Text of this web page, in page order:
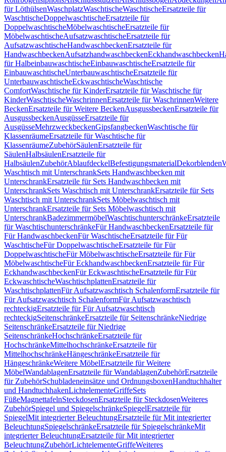
für LöthülsenWaschplatzWaschtischeWaschtischeErsatzteile für
WaschtischeDoppelwaschtischeErsatzteile für
DoppelwaschtischeMöbelwaschtischeErsatzteile für
MöbelwaschtischeAufsatzwaschtischeErsatzteile für
AufsatzwaschtischeHandwaschbeckenErsatzteile für
HandwaschbeckenAufsatzhandwaschbeckenEckhandwaschbecken
für HalbeinbauwaschtischeEinbauwaschtischeErsatzteile für
EinbauwaschtischeUnterbauwaschtischeErsatzteile für
UnterbauwaschtischeEckwaschtischeWaschtische
ComfortWaschtische für KinderErsatzteile für Waschtische für
KinderWaschtischeWaschrinnenErsatzteile für WaschrinnenWeitere
BeckenErsatzteile für Weitere BeckenAusgussbeckenErsatzteile für
AusgussbeckenAusgüsseErsatzteile für
AusgüsseMehrzweckbeckenGipsfangbeckenWaschtische für
KlassenräumeErsatzteile für Waschtische für
KlassenräumeZubehörSäulenErsatzteile für
SäulenHalbsäulenErsatzteile für
HalbsäulenZubehörAblaufdeckelBefestigungsmaterialDekorblenden
Waschtisch mit UnterschrankSets Handwaschbecken mit
UnterschrankErsatzteile für Sets Handwaschbecken mit
UnterschrankSets Waschtisch mit UnterschrankErsatzteile für Sets
Waschtisch mit UnterschrankSets Möbelwaschtisch mit
UnterschrankErsatzteile für Sets Möbelwaschtisch mit
UnterschrankBadezimmermöbelWaschtischunterschränkeErsatzteile
für WaschtischunterschränkeFür HandwaschbeckenErsatzteile für
Für HandwaschbeckenFür WaschtischeErsatzteile für Für
WaschtischeFür DoppelwaschtischeErsatzteile für Für
DoppelwaschtischeFür MöbelwaschtischeErsatzteile für Für
MöbelwaschtischeFür EckhandwaschbeckenErsatzteile für Für
EckhandwaschbeckenFür EckwaschtischeErsatzteile für Für
EckwaschtischeWaschtischplattenErsatzteile für
WaschtischplattenFür Aufsatzwaschtisch SchalenformErsatzteile für
Für Aufsatzwaschtisch SchalenformFür Aufsatzwaschtisch
rechteckigErsatzteile für Für Aufsatzwaschtisch
rechteckigSeitenschränkeErsatzteile für SeitenschränkeNiedrige
SeitenschränkeErsatzteile für Niedrige
SeitenschränkeHochschränkeErsatzteile für
HochschränkeMittelhochschränkeErsatzteile für
MittelhochschränkeHängeschränkeErsatzteile für
HängeschränkeWeitere MöbelErsatzteile für Weitere
MöbelWandablagenErsatzteile für WandablagenZubehörErsatzteile
für ZubehörSchubladeneinsätze und OrdnungsboxenHandtuchhalter
und HandtuchhakenLichtelementeGriffeSets
FüßeMagnettafelnSteckdosenErsatzteile für SteckdosenWeiteres
ZubehörSpiegel und SpiegelschränkeSpiegelErsatzteile für
SpiegelMit integrierter BeleuchtungErsatzteile für Mit integrierter
BeleuchtungSpiegelschränkeErsatzteile für SpiegelschränkeMit
integrierter BeleuchtungErsatzteile für Mit integrierter
BeleuchtungZubehörLichtelementeGriffeWeiteres